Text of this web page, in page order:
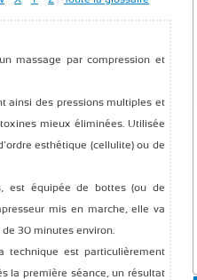
massage par compression et
ainsi des pressions multiples et
mieux éliminées. Utilisée
esthétique (cellulite) ou de
est équipée de bottes (ou de
mis en marche, elle va
30 minutes environ.
technique est particulièrement
la première séance, un résultat